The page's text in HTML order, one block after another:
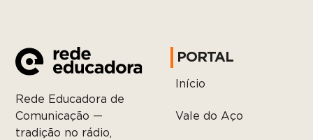
Rede Educadora de
Comunicação —
tradição no rádio,
PORTAL
Início
Vale do Aço